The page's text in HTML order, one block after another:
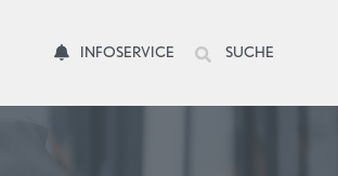
INFOSERVICE SUCHE